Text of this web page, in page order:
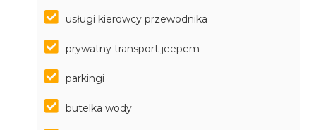
usługi kierowcy przewodnika
prywatny transport jeepem
parkingi
butelka wody